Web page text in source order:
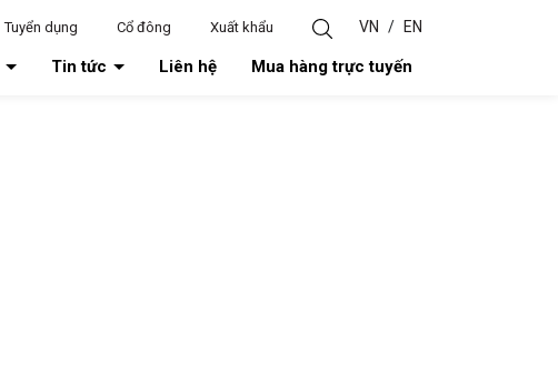
Tuyển dụng Cổ đông Xuất khẩu VN / EN
Tin tức Liên hệ Mua hàng trực tuyến